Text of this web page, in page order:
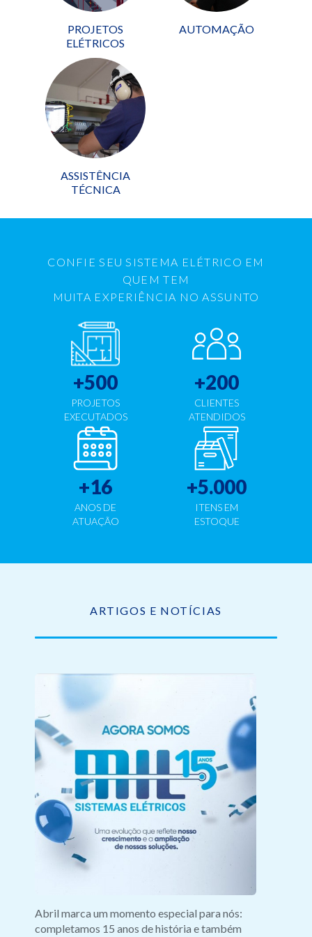
PROJETOS
ELÉTRICOS
AUTOMAÇÃO
ASSISTÊNCIA
TÉCNICA
CONFIE SEU SISTEMA ELÉTRICO EM
QUEM TEM
MUITA EXPERIÊNCIA NO ASSUNTO
+500
PROJETOS
EXECUTADOS
+200
CLIENTES
ATENDIDOS
+16
ANOS DE
ATUAÇÃO
+5.000
ITENS EM
ESTOQUE
ARTIGOS E NOTÍCIAS
Abril marca um momento especial para nós:
completamos 15 anos de história e também